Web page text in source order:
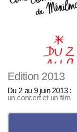
Edition 2013
Du 2 au 9 juin 2013 :
un concert et un film